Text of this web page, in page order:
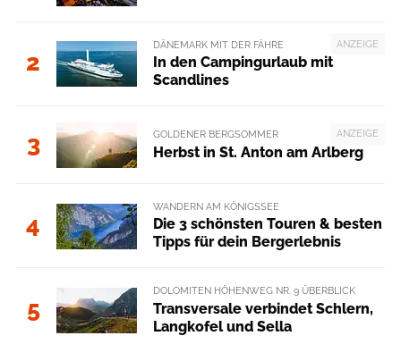
2
ANZEIGE
DÄNEMARK MIT DER FÄHRE
In den Campingurlaub mit
Scandlines
3 ANZEIGE
GOLDENER BERGSOMMER
Herbst in St. Anton am Arlberg
4
WANDERN AM KÖNIGSSEE
Die 3 schönsten Touren & besten
Tipps für dein Bergerlebnis
5
DOLOMITEN HÖHENWEG NR. 9 ÜBERBLICK
Transversale verbindet Schlern,
Langkofel und Sella